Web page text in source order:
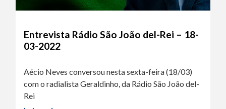
Entrevista Rádio São João del-Rei – 18-
03-2022
Aécio Neves conversou nesta sexta-feira (18/03)
com o radialista Geraldinho, da Rádio São João del-
Rei